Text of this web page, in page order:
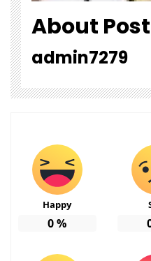
About
admin7279
Happy
0%